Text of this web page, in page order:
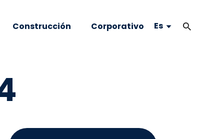
Construcción Corporativo Es